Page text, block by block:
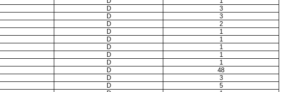
D
3
D
3
D
2
D
1
D
1
D
1
D
1
D
1
D
48
D
3
D
5